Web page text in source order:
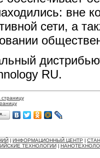
вне
сети, а
RU.
ИНФОРМАЦИОННЫЙ ЦЕНТР
ТЕХНОЛОГИИ